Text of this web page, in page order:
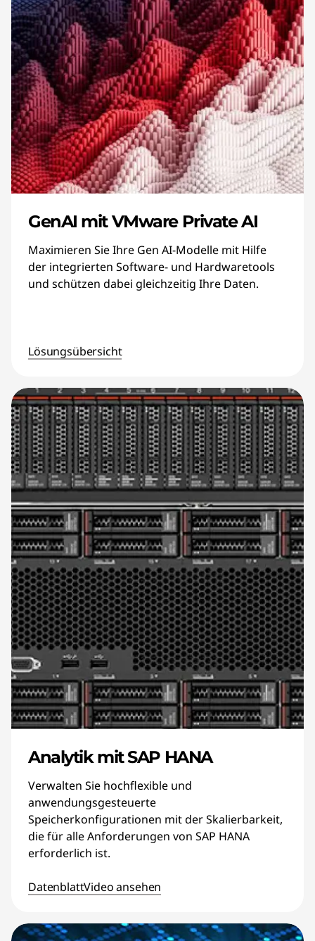
GenAI mit VMware Private AI
Maximieren Sie Ihre Gen AI-Modelle mit Hilfe
der integrierten Software- und Hardwaretools
und schützen dabei gleichzeitig Ihre Daten.
Lösungsübersicht
Analytik mit SAP HANA
Verwalten Sie hochflexible und
anwendungsgesteuerte
Speicherkonfigurationen mit der Skalierbarkeit,
die für alle Anforderungen von SAP HANA
erforderlich ist.
DatenblattVideo ansehen